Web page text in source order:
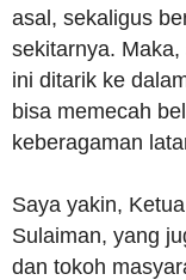
asal, sekaligus
sekitarnya.
ini ditarik ke
bisa memecah
keberagaman
Saya yakin,
Sulaiman, yang
dan tokoh